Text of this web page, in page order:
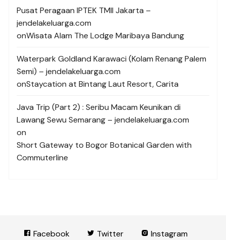
Pusat Peragaan IPTEK TMII Jakarta –
jendelakeluarga.com
onWisata Alam The Lodge Maribaya Bandung
Waterpark Goldland Karawaci (Kolam Renang Palem
Semi) – jendelakeluarga.com
onStaycation at Bintang Laut Resort, Carita
Java Trip (Part 2) : Seribu Macam Keunikan di
Lawang Sewu Semarang – jendelakeluarga.com
on
Short Gateway to Bogor Botanical Garden with
Commuterline
Facebook Twitter
Instagram